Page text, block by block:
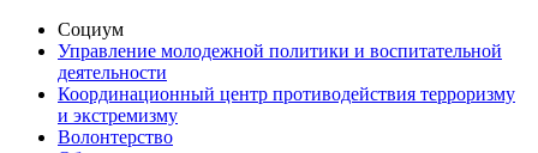
Социум
Управление молодежной политики и воспитательной
деятельности
Координационный центр противодействия терроризму
и экстремизму
Волонтерство